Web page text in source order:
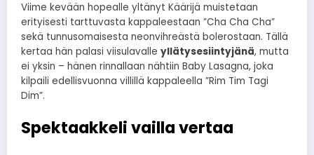
Viime kevään hopealle yltänyt Käärijä muistetaan
erityisesti tarttuvasta kappaleestaan ”Cha Cha Cha”
sekä tunnusomaisesta neonvihreästä bolerostaan. Tällä
kertaa hän palasi viisulavalle yllätysesiintyjänä, mutta
ei yksin – hänen rinnallaan nähtiin Baby Lasagna, joka
kilpaili edellisvuonna villillä kappaleella ”Rim Tim Tagi
Dim”.
Spektaakkeli vailla vertaa